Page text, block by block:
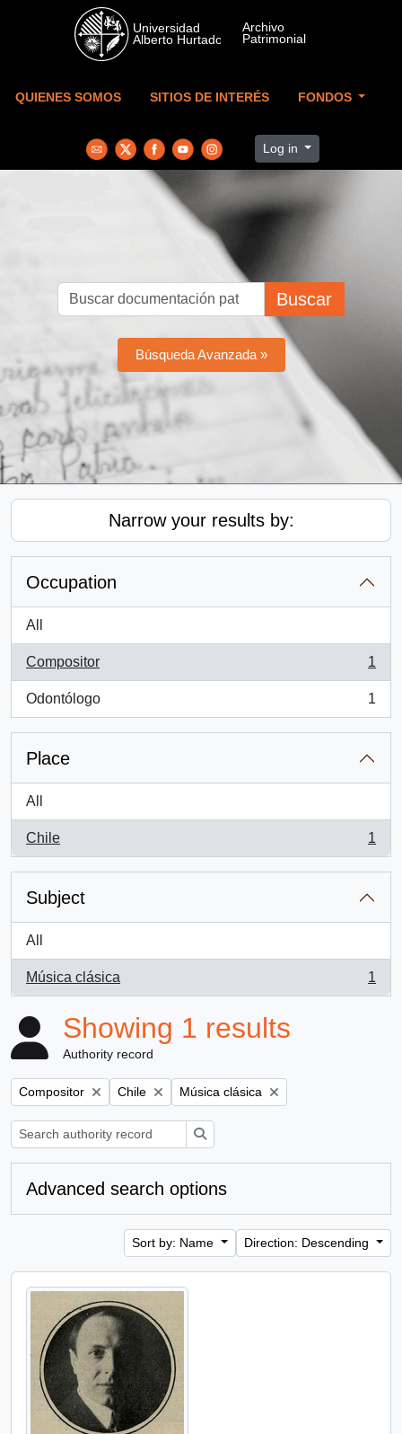
Skip to main content
QUIENES SOMOS SITIOS DE INTERÉS FONDOS
Log in
Buscar
Búsqueda Avanzada »
Narrow your results by:
Occupation
All
Compositor
, 1 results
1
Odontólogo
, 1 results
1
Place
All
Chile
, 1 results
1
Subject
All
Música clásica
, 1 results
1
Showing 1 results
Authority record
Remove filter:
Compositor Remove filter:
Chile Remove filter:
Música clásica
Advanced search options
Sort by: Name Direction: Descending